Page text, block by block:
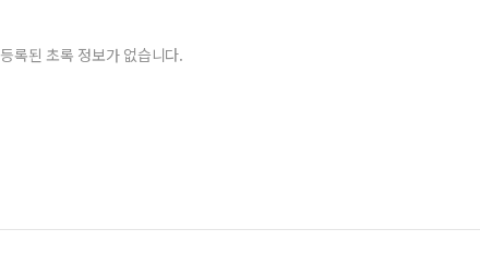
등록된 초록 정보가 없습니다.